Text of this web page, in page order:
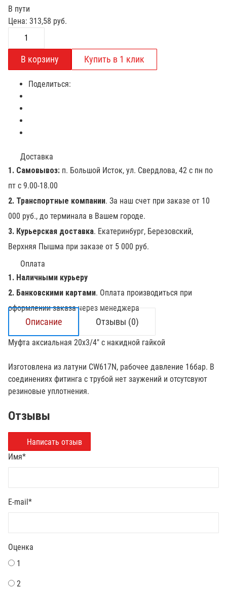
В пути
Цена: 313,58 руб.
Поделиться:
Доставка
1. Самовывоз: п. Большой Исток, ул. Свердлова, 42 с пн по
пт с 9.00-18.00
2. Транспортные компании. За наш счет при заказе от 10
000 руб., до терминала в Вашем городе.
3. Курьерская доставка. Екатеринбург, Березовский,
Верхняя Пышма при заказе от 5 000 руб.
Оплата
1. Наличными курьеру
2. Банковскими картами. Оплата производиться при
оформлении заказа через менеджера
Описание Отзывы (0)
Муфта аксиальная 20х3/4" с накидной гайкой
Изготовлена из латуни CW617N, рабочее давление 16бар. В
соединениях фитинга с трубой нет заужений и отсутсвуют
резиновые уплотнения.
Отзывы
Написать отзыв
Имя*
E-mail*
Оценка
1
2